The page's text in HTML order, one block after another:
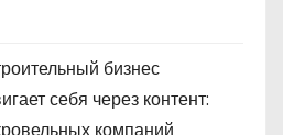
бизнес
себя через контент: